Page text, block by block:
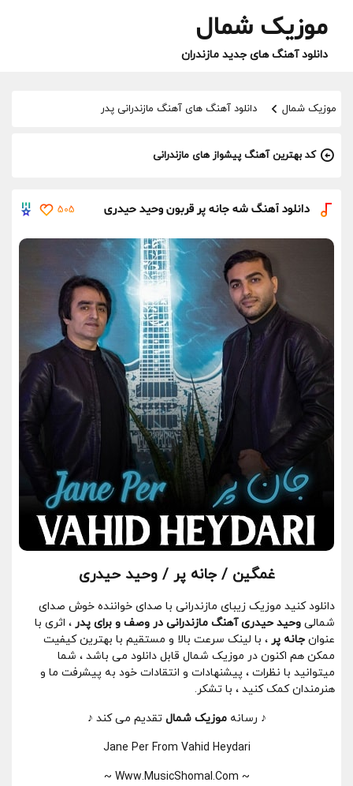
موزیک شمال
دانلود آهنگ های جدید مازندران
موزیک شمال دانلود آهنگ های آهنگ مازندرانی پدر
کد بهترین آهنگ پیشواز های مازندرانی
دانلود آهنگ شه جانه پر قربون وحید حیدری 505
غمگین / جانه پر / وحید حیدری
دانلود کنید موزیک زیبای مازندرانی با صدای خواننده خوش صدای
شمالی وحید حیدریآهنگ مازندرانی در وصف و برای پدر ، اثری با
عنوان جانه پر ، با لینک سرعت بالا و مستقیم با بهترین کیفیت
ممکن هم اکنون در موزیک شمال قابل دانلود می باشد ، شما
میتوانید با نظرات ، پیشنهادات و انتقادات خود به پیشرفت ما و
هنرمندان کمک کنید ، با تشکر.
♪ رسانهموزیک شمال تقدیم می کند ♪
Jane Per From Vahid Heydari
~ Www.MusicShomal.Com ~